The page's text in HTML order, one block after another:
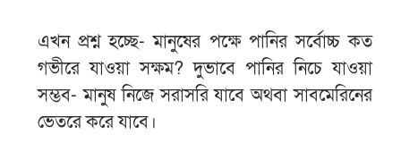
এখন প্রশ্ন হচ্ছে- মানুষের পক্ষে পানির সর্বোচ্চ কত
গভীরে যাওয়া সক্ষম? দুভাবে পানির নিচে যাওয়া
সম্ভব- মানুষ নিজে সরাসরি যাবে অথবা সাবমেরিনের
ভেতরে করে যাবে।